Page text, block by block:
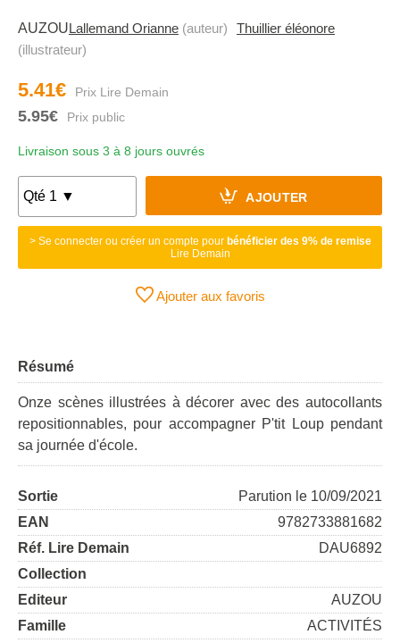
AUZOULallemand Orianne (auteur)
Thuillier éléonore
(illustrateur)
5.41€
5.95€
Livraison sous 3 à 8 jours ouvrés
AJOUTER
> Se connecter ou créer un compte pour bénéficier des 9% de remise
Lire Demain
Ajouter aux favoris
Résumé
Onze scènes illustrées à décorer avec des autocollants
repositionnables, pour accompagner P'tit Loup pendant
sa journée d'école.
Sortie
Parution le 10/09/2021
EAN
9782733881682
Réf. Lire Demain
DAU6892
Collection
Editeur
AUZOU
Famille
ACTIVITÉS